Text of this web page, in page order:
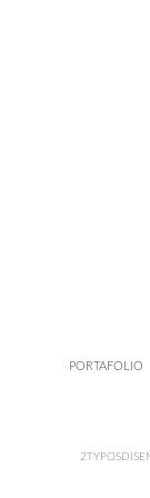
PORTAFOLIO